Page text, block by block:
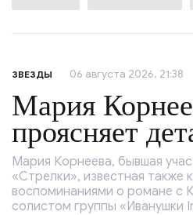
ЗВЕЗДЫ 06 августа 2026, 21:38
Мария
проясняет
Мария Корнеева, бывшая
«Стрелки», известная также
воспоминаниями о романе с
солистом группы «Иванушки